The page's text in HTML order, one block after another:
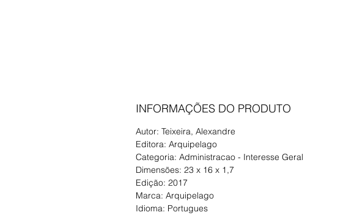
INFORMAÇÕES DO PRODUTO
Autor: Teixeira, Alexandre
Editora: Arquipelago
Categoria: Administracao - Interesse Geral
Dimensões: 23 x 16 x 1,7
Edição: 2017
Marca: Arquipelago
Idioma: Portugues